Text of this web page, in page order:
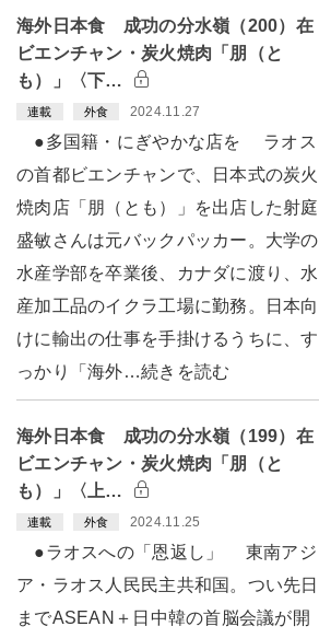
海外日本食 成功の分水嶺（200）在
ビエンチャン・炭火焼肉「朋（と
も）」〈下…
連載 外食 2024.11.27
●多国籍・にぎやかな店を ラオス
の首都ビエンチャンで、日本式の炭火
焼肉店「朋（とも）」を出店した射庭
盛敏さんは元バックパッカー。大学の
水産学部を卒業後、カナダに渡り、水
産加工品のイクラ工場に勤務。日本向
けに輸出の仕事を手掛けるうちに、す
っかり「海外…続きを読む
海外日本食 成功の分水嶺（199）在
ビエンチャン・炭火焼肉「朋（と
も）」〈上…
連載 外食 2024.11.25
●ラオスへの「恩返し」 東南アジ
ア・ラオス人民民主共和国。つい先日
までASEAN＋日中韓の首脳会議が開